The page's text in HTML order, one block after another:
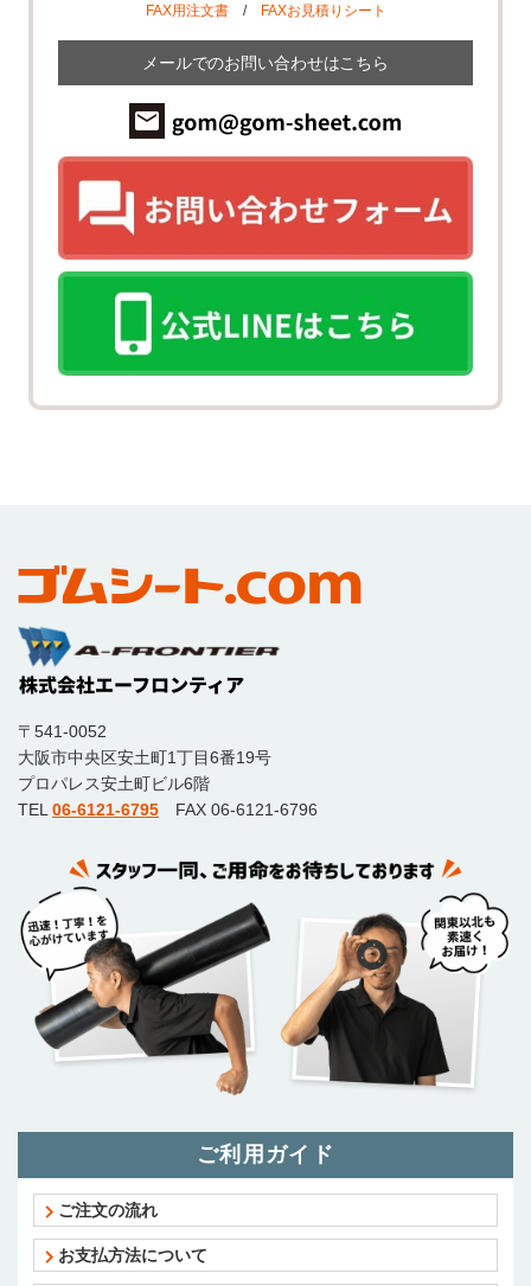
FAX用注文書/ FAXお見積りシート
メールでのお問い合わせはこちら
〒541-0052
大阪市中央区安土町1丁目6番19号
プロパレス安土町ビル6階
TEL 06-6121-6795 FAX 06-6121-6796
ご利用ガイド
ご注文の流れ
お支払方法について